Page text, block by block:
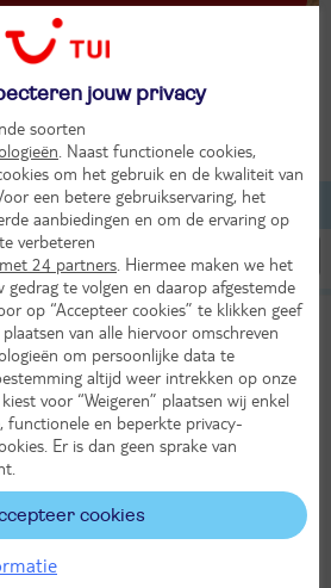
Veronese
Lijst Kaart
Hotel
iets mis bij het ophalen van de prijs
jouw privacy
soorten
. Naast functionele cookies,
om het gebruik en de kwaliteit van
een betere gebruikservaring, het
aanbiedingen en om de ervaring op
verbeteren
24 partners . Hiermee maken we het
te volgen en daarop afgestemde
op “Accepteer cookies” te klikken geef
van alle hiervoor omschreven
om persoonlijke data te
altijd weer intrekken op onze
kiest voor “Weigeren” plaatsen wij enkel
functionele en beperkte privacy-
Er is dan geen sprake van
cookies